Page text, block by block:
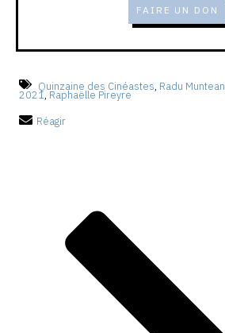
FAIRE UN DON
Quinzaine des Cinéastes Radu Muntean
2021, Raphaëlle Pireyre
Réagir